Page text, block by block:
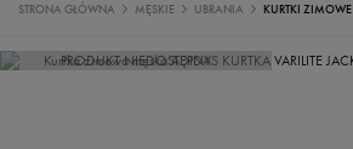
STRONA GŁÓWNA MĘSKIE UBRANIA KURTKI ZIMOWE
PRODUKT NIEDOSTĘPNY